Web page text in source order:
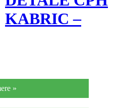
KABRIC –
»